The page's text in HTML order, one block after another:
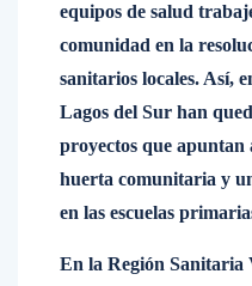
equipos de salud
comunidad en la
sanitarios locales. Así,
Lagos del Sur han
proyectos que apuntan
huerta comunitaria y
en las escuelas
En la Región Sanitaria